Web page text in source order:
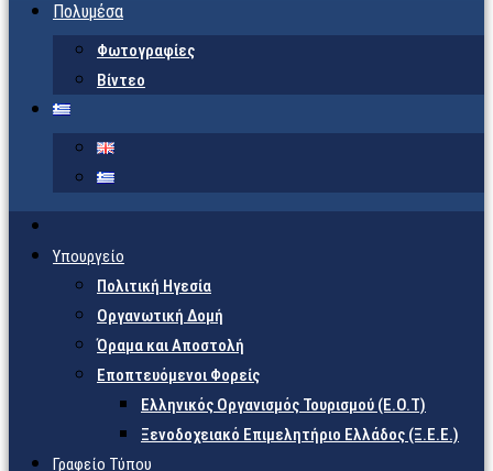
Πολυμέσα
Φωτογραφίες
Βίντεο
Υπουργείο
Πολιτική Ηγεσία
Οργανωτική Δομή
Όραμα και Αποστολή
Εποπτευόμενοι Φορείς
Eλληνικός Οργανισμός Τουρισμού (Ε.Ο.Τ)
Ξενοδοχειακό Επιμελητήριο Ελλάδος (Ξ.Ε.Ε.)
Γραφείο Τύπου